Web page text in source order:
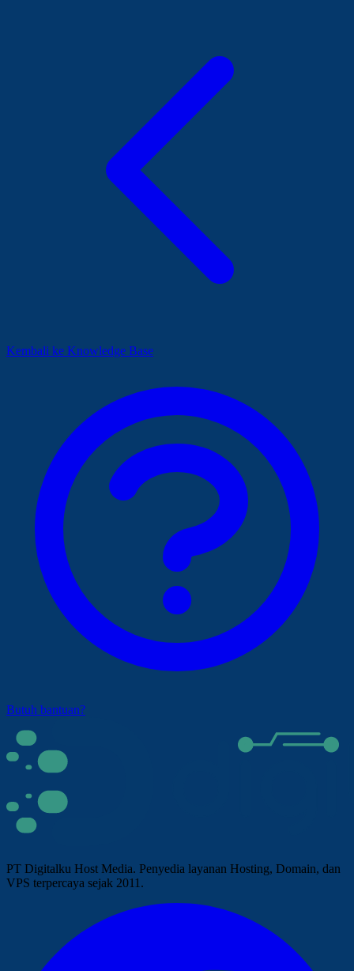
Kembali ke Knowledge Base
Butuh bantuan?
PT Digitalku Host Media. Penyedia layanan Hosting, Domain, dan
VPS terpercaya sejak 2011.